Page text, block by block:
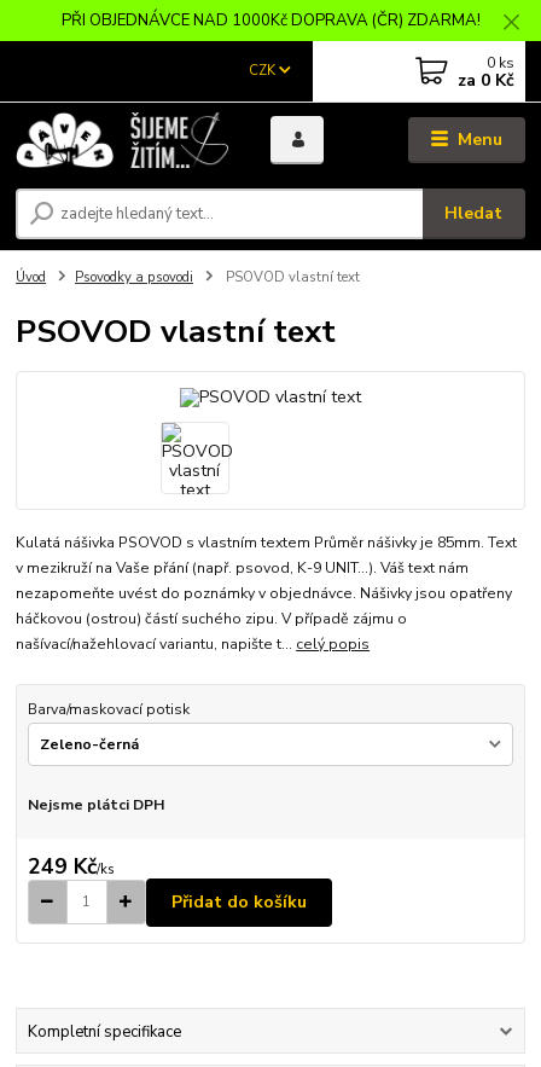
PŘI OBJEDNÁVCE NAD 1000Kč DOPRAVA (ČR) ZDARMA!
Menu
CZK
Hledat
0 ks
za 0 Kč
Úvod Psovodky a psovodi PSOVOD vlastní text
PSOVOD vlastní text
Kulatá nášivka PSOVOD s vlastním textem Průměr nášivky je 85mm. Text
v mezikruží na Vaše přání (např. psovod, K-9 UNIT...). Váš text nám
nezapomeňte uvést do poznámky v objednávce. Nášivky jsou opatřeny
háčkovou (ostrou) částí suchého zipu. V případě zájmu o
našívací/nažehlovací variantu, napište t... celý popis
Barva/maskovací potisk
Nejsme plátci DPH
249 Kč/ks
Přidat do košíku
Kompletní specifikace